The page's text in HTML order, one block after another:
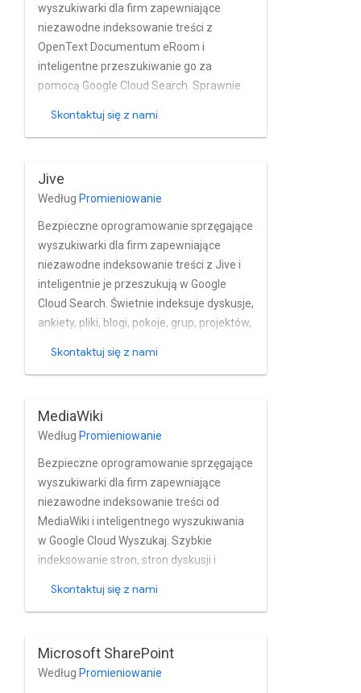
wyszukiwarki dla firm zapewniające
niezawodne indeksowanie treści z
OpenText Documentum eRoom i
inteligentne przeszukiwanie go za
pomocą Google Cloud Search. Sprawnie
wraz z ich metadanymi i właściwościami z
sprzęgające w pełni obsługuje OpenText
Wbudowane funkcje zarządzania
użytkownikami i grupami w Documentum
eRoom.
Skontaktuj się z nami
Jive
Według Promieniowanie
Bezpieczne oprogramowanie sprzęgające
wyszukiwarki dla firm zapewniające
niezawodne indeksowanie treści z Jive i
inteligentnie je przeszukują w Google
Cloud Search. Świetnie indeksuje dyskusje,
ankiety, pliki, blogi, pokoje, grup, projektów,
profili aktualizacje stanu z lokalnych i
pełni obsługuje wbudowanego
użytkownika Jive i zarządzania grupami
oraz obsługuje natywne uwierzytelnianie
Jive a także modele OAuth i podstawowe
uwierzytelnianie.
Skontaktuj się z nami
MediaWiki
Według Promieniowanie
Bezpieczne oprogramowanie sprzęgające
wyszukiwarki dla firm zapewniające
niezawodne indeksowanie treści od
MediaWiki i inteligentnego wyszukiwania
w Google Cloud Wyszukaj. Szybkie
indeksowanie stron, stron dyskusji i
czasie zbliżonym do rzeczywistego.
MediaWiki – instalacje oparte na Active
Directory i innych katalogach usług Google.
Skontaktuj się z nami
Microsoft SharePoint
Według Promieniowanie